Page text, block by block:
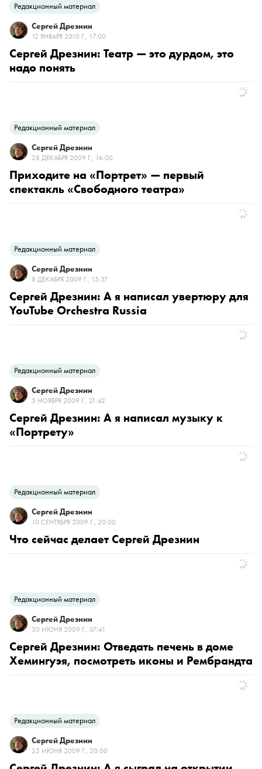
Редакционный материал
Сергей Дрезнин
12 ЯНВАРЯ 2010 Г., 17:00
Сергей Дрезнин: Театр — это дурдом, это
надо понять
Редакционный материал
Сергей Дрезнин
28 ДЕКАБРЯ 2009 Г., 16:00
Приходите на «Портрет» — первый
спектакль «Свободного театра»
Редакционный материал
Сергей Дрезнин
8 ДЕКАБРЯ 2009 Г., 15:37
Сергей Дрезнин: А я написал увертюру для
YouTube Orchestra Russia
Редакционный материал
Сергей Дрезнин
5 НОЯБРЯ 2009 Г., 21:42
Сергей Дрезнин: А я написал музыку к
«Портрету»
Редакционный материал
Сергей Дрезнин
10 СЕНТЯБРЯ 2009 Г., 20:00
Что сейчас делает Сергей Дрезнин
Редакционный материал
Сергей Дрезнин
30 ИЮНЯ 2009 Г., 07:41
Сергей Дрезнин: Отведать печень в доме
Хемингуэя, посмотреть иконы и Рембрандта
Редакционный материал
Сергей Дрезнин
25 ИЮНЯ 2009 Г., 20:00